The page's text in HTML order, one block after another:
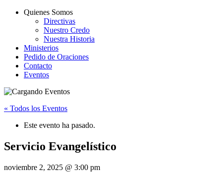
Quienes Somos
Directivas
Nuestro Credo
Nuestra Historia
Ministerios
Pedido de Oraciones
Contacto
Eventos
« Todos los Eventos
Este evento ha pasado.
Servicio Evangelístico
noviembre 2, 2025 @ 3:00 pm